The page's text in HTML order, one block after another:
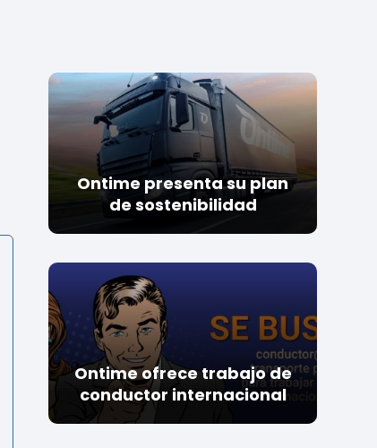
Ontime presenta su plan
de sostenibilidad
Ontime ofrece trabajo de
conductor internacional